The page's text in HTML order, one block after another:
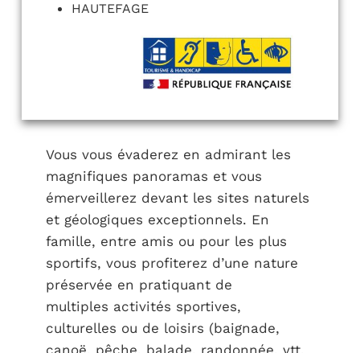
HAUTEFAGE
Vous vous évaderez en admirant les
magnifiques panoramas et vous
émerveillerez devant les sites naturels
et géologiques exceptionnels. En
famille, entre amis ou pour les plus
sportifs, vous profiterez d’une nature
préservée en pratiquant de
multiples activités sportives,
culturelles ou de loisirs (baignade,
canoë, pêche, balade, randonnée, vtt,